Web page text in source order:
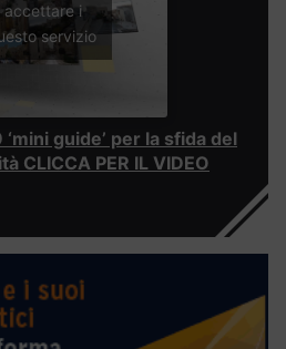
accettare i
servizio
guide’ per la sfida del
CLICCA PER IL VIDEO